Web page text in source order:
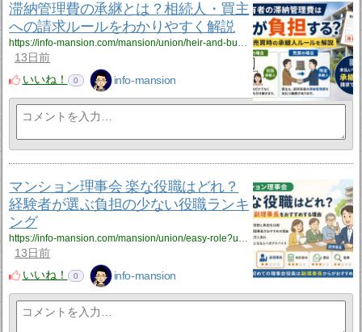
滞納管理費の承継とは？相続人・買主
への請求ルールをわかりやすく解説
https://info-mansion.com/mansion/union/heir-and-buyer?utm_source=rss&utm_medium=rss&utm_campaign=heir-and-buyer
13日前
いいね！
0 info-mansion
マンション理事会 楽な役職はどれ？
経験者が選ぶ負担の少ない役職ランキ
ング
https://info-mansion.com/mansion/union/easy-role?utm_source=rss&utm_medium=rss&utm_campaign=easy-role
13日前
いいね！
0 info-mansion